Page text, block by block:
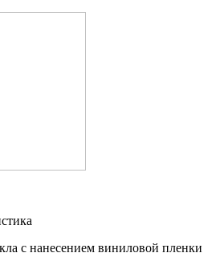
с нанесением виниловой пленки